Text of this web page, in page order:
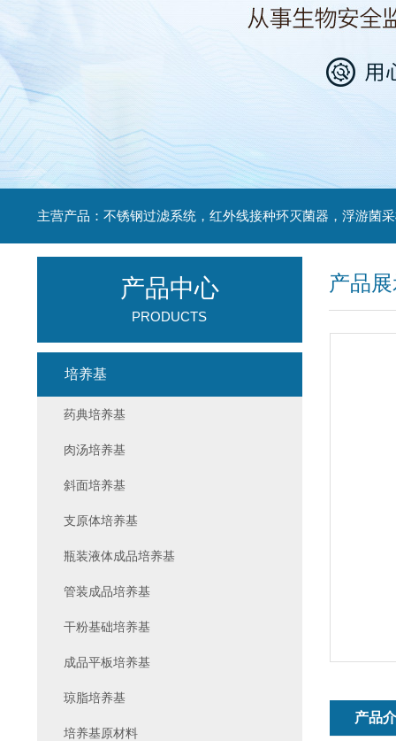
产品
产品
产品中心
PRODUCTS
培养基
药典培养基
肉汤培养基
斜面培养基
支原体培养基
瓶装液体成品培养基
管装成品培养基
干粉基础培养基
成品平板培养基
琼脂培养基
培养基原材料